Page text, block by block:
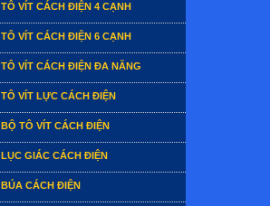
TÔ VÍT CÁCH ĐIỆN 4 CẠNH
TÔ VÍT CÁCH ĐIỆN 6 CẠNH
TÔ VÍT CÁCH ĐIỆN ĐA NĂNG
TÔ VÍT LỰC CÁCH ĐIỆN
BỘ TÔ VÍT CÁCH ĐIỆN
LỤC GIÁC CÁCH ĐIỆN
BÚA CÁCH ĐIỆN